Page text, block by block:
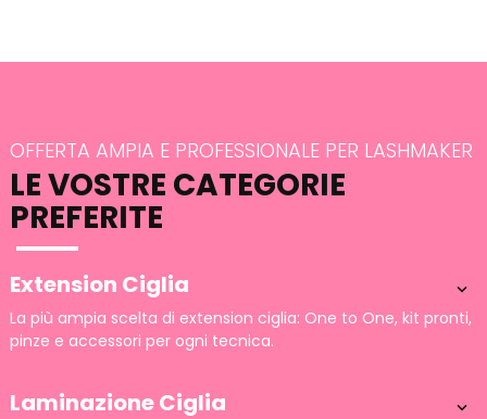
OFFERTA AMPIA E PROFESSIONALE PER LASHMAKER
LE VOSTRE CATEGORIE
PREFERITE
Extension Ciglia 
La più ampia scelta di extension ciglia: One to One, kit pronti,
pinze e accessori per ogni tecnica.
Laminazione Ciglia 